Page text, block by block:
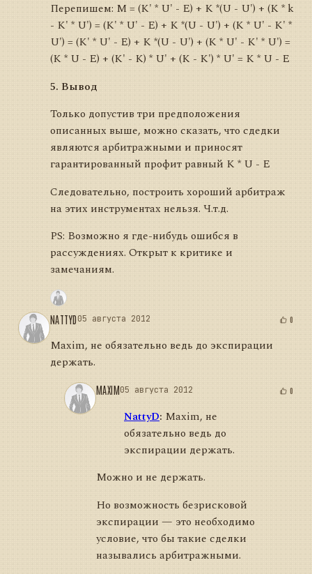
Перепишем: M = (K' * U' - E) + K *(U - U') + (K * k
- K' * U') = (K' * U' - E) + K *(U - U') + (K * U' - K' *
U') = (K' * U' - E) + K *(U - U') + (K * U' - K' * U') =
(K * U - Е) + (K' - K) * U' + (K - K') * U' = K * U - Е
5. Вывод
Только допустив три предположения
описанных выше, можно сказать, что сдедки
являются арбитражными и приносят
гарантированный профит равный K * U - Е
Следовательно, построить хороший арбитраж
на этих инструментах нельзя. Ч.т.д.
PS: Возможно я где-нибудь ошибся в
рассуждениях. Открыт к критике и
замечаниям.
NATTYD05 августа 2012 0
Maxim, не обязательно ведь до экспирации
держать.
MAXIM05 августа 2012 0
NattyD: Maxim, не
обязательно ведь до
экспирации держать.
Можно и не держать.
Но возможность безрисковой
экспирации — это необходимо
условие, что бы такие сделки
назывались арбитражными.